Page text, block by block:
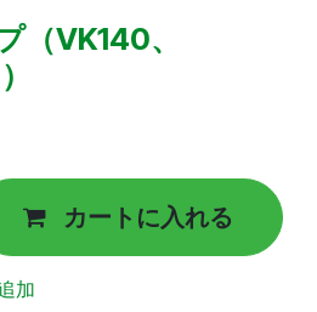
（VK140、
カートに入れる
加